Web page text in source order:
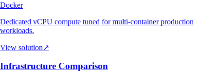
Docker
Dedicated vCPU compute tuned for multi-container production
workloads.
View solution↗
Infrastructure Comparison